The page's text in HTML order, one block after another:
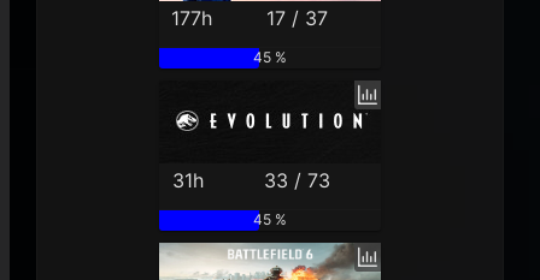
177h 17 / 37
45 %
31h 33 / 73
45 %